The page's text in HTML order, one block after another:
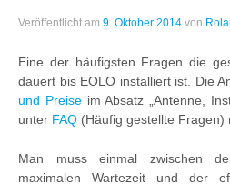
Veröffentlicht am 9. Oktober 2014 von
Eine der häufigsten Fragen die
dauert bis EOLO installiert ist. Die
und Preiseim Absatz „Antenne,
unter FAQ (Häufig gestellte Fragen)
Man muss einmal zwischen
maximalen Wartezeit und der